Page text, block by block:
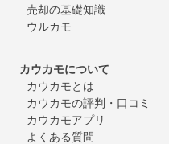
売却の基礎知識
ウルカモ
カウカモについて
カウカモとは
カウカモの評判・口コミ
カウカモアプリ
よくある質問